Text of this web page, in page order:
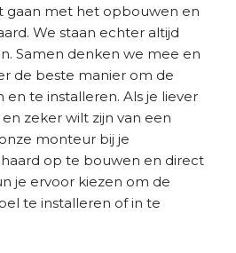
gaan met het opbouwen en
We staan echter altijd
Samen denken we mee en
de beste manier om de
te installeren. Als je liever
zeker wilt zijn van een
monteur bij je
op te bouwen en direct
je ervoor kiezen om de
te installeren of in te